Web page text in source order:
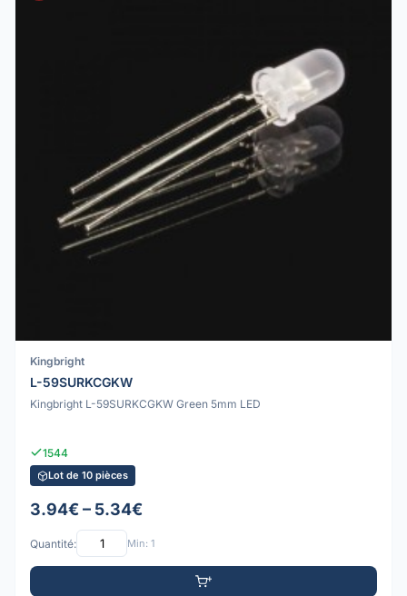
Kingbright
L-59SURKCGKW
Kingbright L-59SURKCGKW Green 5mm LED
1544
Lot de 10 pièces
3.94€ – 5.34€
Quantité: Min: 1